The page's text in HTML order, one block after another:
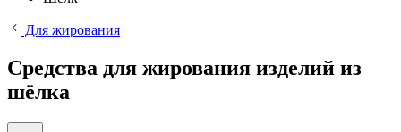
Для жирования
Средства для жирования изделий из
шёлка